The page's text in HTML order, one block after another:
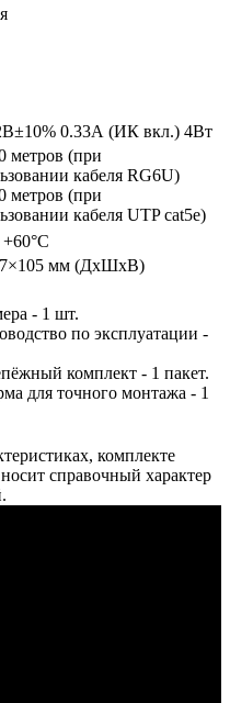
0.33А (ИК вкл.) 4Вт
метров (при
кабеля RG6U)
метров (при
кабеля UTP cat5e)
+60°С
мм (ДхШхВ)
- 1 шт.
по эксплуатации -
комплект - 1 пакет.
для точного монтажа - 1
комплекте
справочный характер